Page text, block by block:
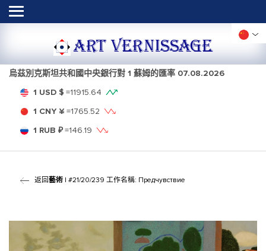
ART VERNISSAGE
烏茲別克斯坦共和國中央銀行對 1 蘇姆的匯率 07.08.2026
1 USD $ =11915.64
1 CNY ¥ =1765.52
1 RUB ₽=146.19
返回藝術| #21/20/239 工作名稱: Предчувствие